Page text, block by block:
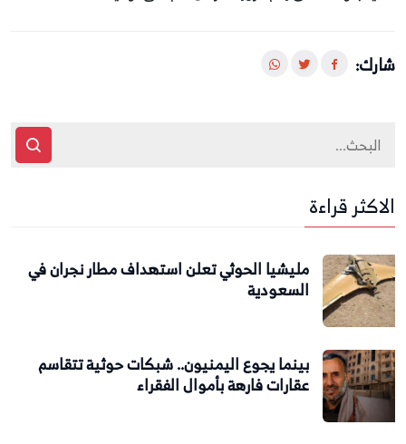
شارك:
الاكثر قراءة
مليشيا الحوثي تعلن استهداف مطار نجران في
السعودية
بينما يجوع اليمنيون.. شبكات حوثية تتقاسم
عقارات فارهة بأموال الفقراء